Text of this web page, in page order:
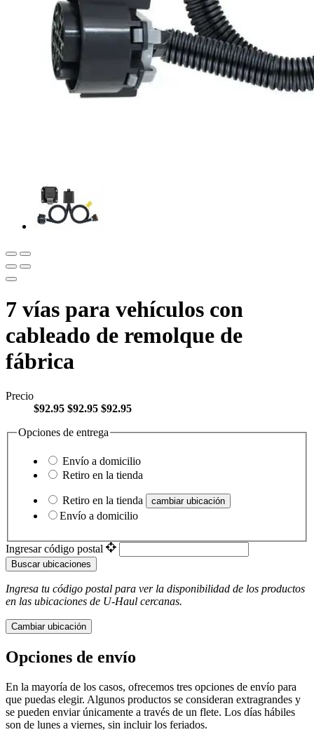
7 vías para vehículos con
cableado de remolque de
fábrica
Precio
$92.95 $92.95 $92.95
Opciones de entrega
Envío a domicilio
Retiro en la tienda
Retiro en la tienda cambiar ubicación
Envío a domicilio
Ingresar código postal
Buscar ubicaciones
Ingresa tu código postal para ver la disponibilidad de los productos
en las ubicaciones de U-Haul ​​​​​​​ cercanas.
Cambiar ubicación
Opciones de envío
En la mayoría de los casos, ofrecemos tres opciones de envío para
que puedas elegir. Algunos productos se consideran extragrandes y
se pueden enviar únicamente a través de un flete. Los días hábiles
son de lunes a viernes, sin incluir los feriados.